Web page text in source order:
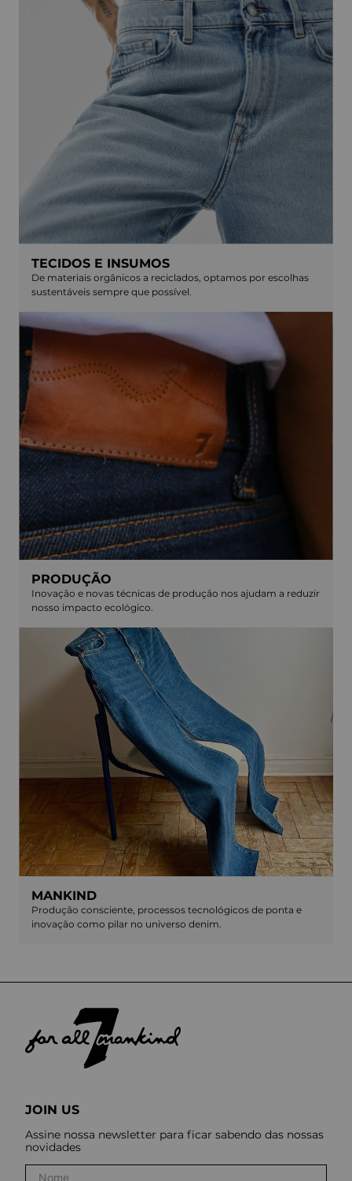
TECIDOS E INSUMOS
De materiais orgânicos a reciclados, optamos por escolhas
sustentáveis sempre que possível.
PRODUÇÃO
Inovação e novas técnicas de produção nos ajudam a reduzir
nosso impacto ecológico.
MANKIND
Produção consciente, processos tecnológicos de ponta e
inovação como pilar no universo denim.
JOIN US
Assine nossa newsletter para ficar sabendo das nossas
novidades